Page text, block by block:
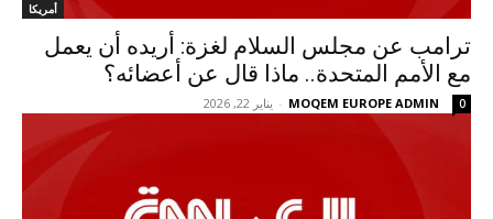
أمريكا
ترامب عن مجلس السلام لغزة: أريده أن يعمل
مع الأمم المتحدة.. ماذا قال عن أعضائه؟
MOQEM EUROPE ADMIN
- يناير 22, 2026 0